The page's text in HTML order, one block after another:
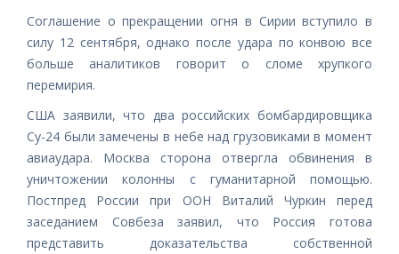
Соглашение о прекращении огня в Сирии вступило в
силу 12 сентября, однако после удара по конвою все
больше аналитиков говорит о сломе хрупкого
перемирия.
США заявили, что два российских бомбардировщика
Су-24 были замечены в небе над грузовиками в момент
авиаудара. Москва сторона отвергла обвинения в
уничтожении колонны с гуманитарной помощью.
Постпред России при ООН Виталий Чуркин перед
заседанием Совбеза заявил, что Россия готова
представить доказательства собственной